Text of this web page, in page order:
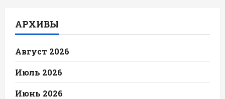
АРХИВЫ
Август 2026
Июль 2026
Июнь 2026